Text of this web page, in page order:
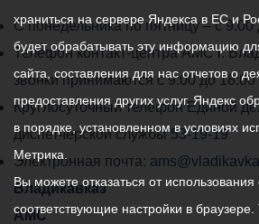
График
работы
администрации
местного
самоуправления
города
Владикавказ:
С понедельника по пятницу – с 9.00
Телефон контакт-центра АМС г.
звонки принимаются с 9:00 до 18:00
Круглосуточный телефон Единой
диспетчерской службы53-19-19
Электронная почта:
Владикавказ
АМС
храниться на сервере Яндекса в ЕС и
будет обрабатывать эту информацию
сайта, составления для нас отчетов о
предоставления других услуг. Яндекс
в порядке, установленном в условиях
Метрика.
Вы можете отказаться от
соответствующие настройки в